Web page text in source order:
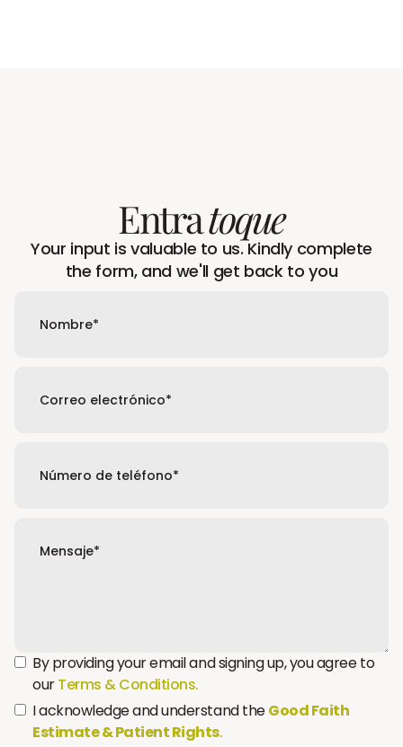
Entratoque
Your input is valuable to us. Kindly complete
the form, and we'll get back to you
By providing your email and signing up, you agree to
ourTerms & Conditions.
I acknowledge and understand theGood Faith
Estimate & Patient Rights.